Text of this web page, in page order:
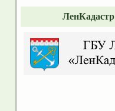
ЛенКадастр